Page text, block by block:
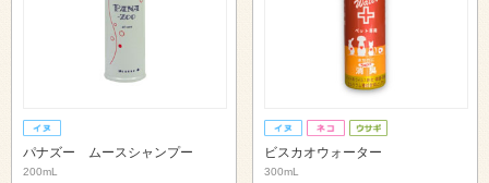
パナズー ムースシャンプー
200mL
ビスカオウォーター
300mL